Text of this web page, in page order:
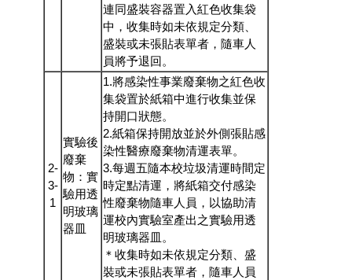
連同盛裝容器置入紅色收集袋
中，收集時如未依規定分類、
盛裝或未張貼表單者，隨車人
員將予退回。
2-
3-
1
實驗後
廢棄
物：實
驗用透
明玻璃
器皿
1.將感染性事業廢棄物之紅色收
集袋置於紙箱中進行收集並保
持開口狀態。
2.紙箱保持開放並於外側張貼感
染性醫療廢棄物清運表單。
3.每週五隨本校垃圾清運時間定
時定點清運，將紙箱交付感染
性廢棄物隨車人員，以協助清
運校內實驗室產出之實驗用透
明玻璃器皿。
＊收集時如未依規定分類、盛
裝或未張貼表單者，隨車人員